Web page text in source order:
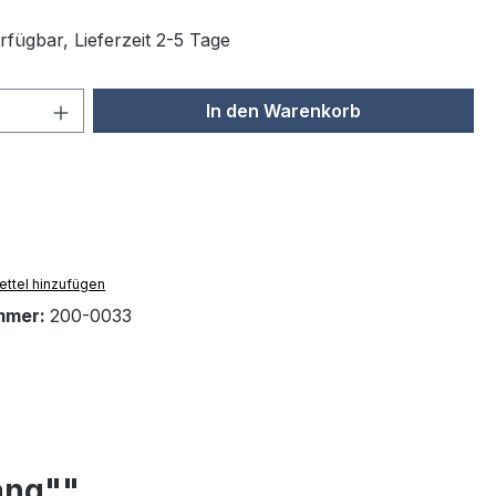
Lieferzeit 2-5 Tage
Anzahl: Gib den gewünschten Wert
In den Warenkorb
hinzufügen
200-0033